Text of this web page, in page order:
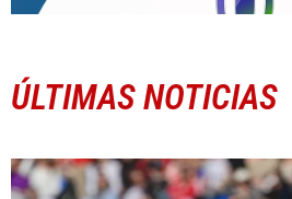
ÚLTIMAS NOTICIAS